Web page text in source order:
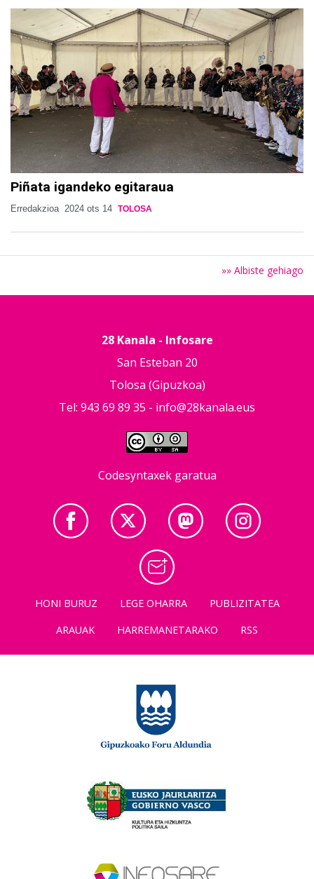
Piñata igandeko egitaraua
Erredakzioa 2024 ots 14 TOLOSA
»» Albiste gehiago
28 Kanala - Infosare
San Esteban 20
Tolosa (Gipuzkoa)
Tel: 943 69 89 35 - info@28kanala.eus
Codesyntaxek garatua
HONI BURUZ LEGE OHARRA
PUBLIZITATEA
ARAUAK
HARREMANETARAKO RSS